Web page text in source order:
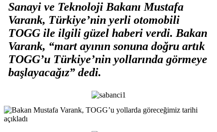
Sanayi ve Teknoloji Bakanı Mustafa
Varank, Türkiye’nin yerli otomobili
TOGG ile ilgili güzel haberi verdi. Bakan
Varank, “mart ayının sonuna doğru artık
TOGG’u Türkiye’nin yollarında görmeye
başlayacağız” dedi.